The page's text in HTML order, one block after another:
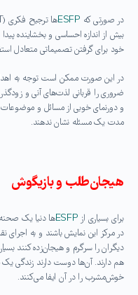
در صورتی که ESFP
بیش‌ از اندازه احساسی و بخشاینده
خود برای گرفتن تصمیماتی متعادل
در این صورت ممکن است توجه به
ضروری را قربانی لذت‌های آنی و
و دورنمای خوبی از مسائل و موضوعات
مدت یک مسئله نشان ندهند.
هیجان‌طلب و بازیگوش
برای بسیاری از ESFPها دنیا یک
در مرکز این نمایش باشند و به اجرای
دیگران را سرگرم و هیجان‌زده کنند
هم دارند. آن‌ها دوست دارند زندگی
خوش‌مشرب را در آن ایفا می‌کنند.